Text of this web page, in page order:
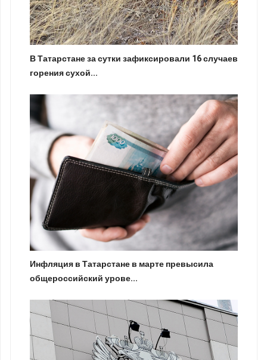
В Татарстане за сутки зафиксировали 16 случаев
горения сухой...
Инфляция в Татарстане в марте превысила
общероссийский урове...